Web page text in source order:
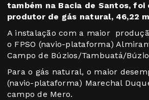
também na Bacia de Santos, foi
produtor de gás natural, 46,22
A instalação com a maior
o FPSO (navio-plataforma)
Campo de Búzios/Tambuatá/
Para o gás natural, o maior
(navio-plataforma) Marechal
campo de Mero.